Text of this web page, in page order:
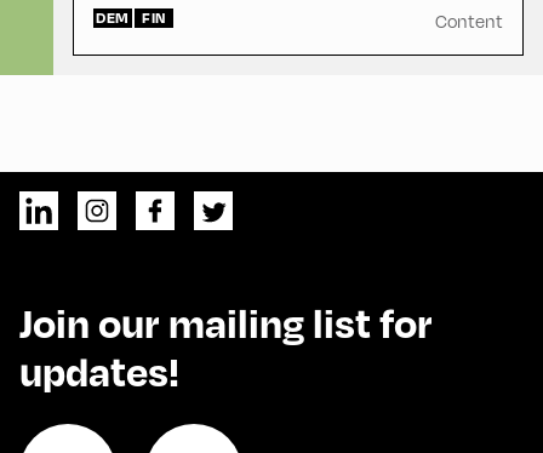
DEM FIN Content
Join our mailing list for
updates!